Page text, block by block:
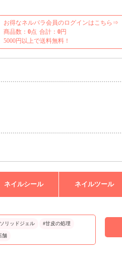
お得なネルパラ会員のログインはこちら⇒
商品数： 0点 合計： 0円
5000円以上で送料無料！
ネイルシール ネイルツール
リッドジェル #甘皮の処理
舗